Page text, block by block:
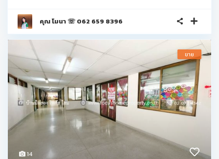
คุณ โมนา ☏ 062 659 8396
14
ขาย